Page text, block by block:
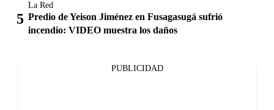
La Red
Predio de Yeison Jiménez en Fusagasugá sufrió
incendio: VIDEO muestra los daños
PUBLICIDAD